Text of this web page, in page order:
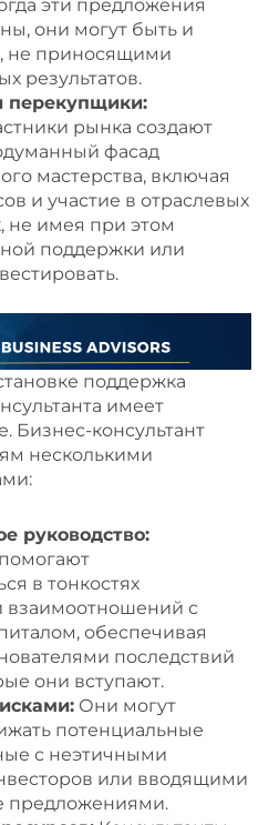
эти предложения
они могут быть и
не приносящими
результатов.
перекупщики:
рынка создают
фасад
мастерства, включая
и участие в отраслевых
не имея при этом
поддержки или
поддержка
имеет
консультант
несколькими
руководство:
в тонкостях
взаимоотношений с
обеспечивая
последствий
они вступают.
Они могут
потенциальные
с неэтичными
или вводящими
предложениями.